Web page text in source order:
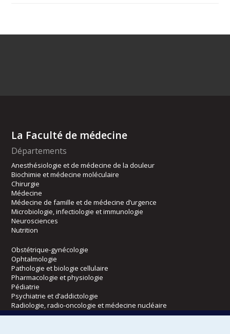
La Faculté de médecine
Départements
Anesthésiologie et de médecine de la douleur
Biochimie et médecine moléculaire
Chirurgie
Médecine
Médecine de famille et de médecine d’urgence
Microbiologie, infectiologie et immunologie
Neurosciences
Nutrition
Obstétrique-gynécologie
Ophtalmologie
Pathologie et biologie cellulaire
Pharmacologie et physiologie
Pédiatrie
Psychiatrie et d’addictologie
Radiologie, radio-oncologie et médecine nucléaire